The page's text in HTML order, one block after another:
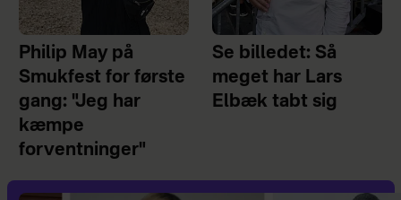
Philip May på
Smukfest for første
gang: "Jeg har
kæmpe
forventninger"
Se billedet: Så
meget har Lars
Elbæk tabt sig